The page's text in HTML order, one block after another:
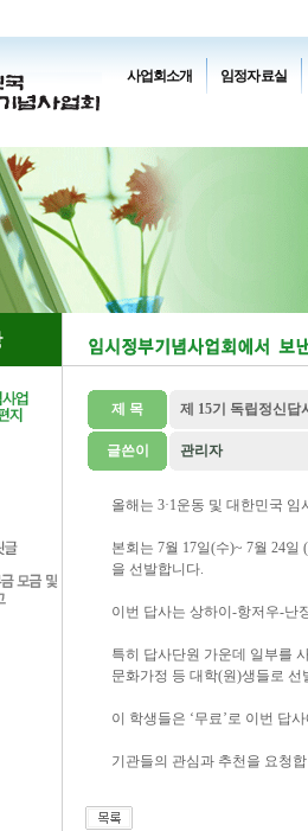
사업회소개 임정자료실
제 목 제 15기 독립정신답
글쓴이 관리자
올해는 3·1운동 및 대한민국
본회는 7월 17일(수)~ 7월 24
을 선발합니다.
이번 답사는 상하이-항저우-난
특히 답사단원 가운데 일부를
문화가정 등 대학(원)생들로 선
이 학생들은 ‘무료’로 이번 답
기관들의 관심과 추천을 요청